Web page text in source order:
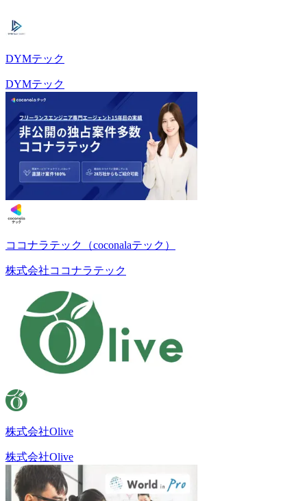
DYMテック
DYMテック
ココナラテック（coconalaテック）
株式会社ココナラテック
株式会社Olive
株式会社Olive